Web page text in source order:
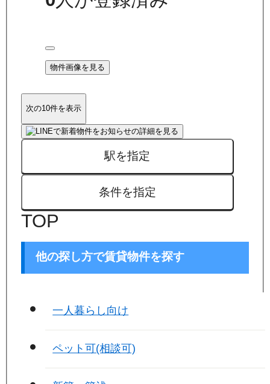
物件画像を見る
次の10件を表示
駅を指定
条件を指定
TOP
他の探し方で賃貸物件を探す
一人暮らし向け
ペット可(相談可)